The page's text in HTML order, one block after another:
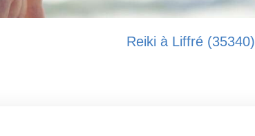
Reiki à Liffré (35340)